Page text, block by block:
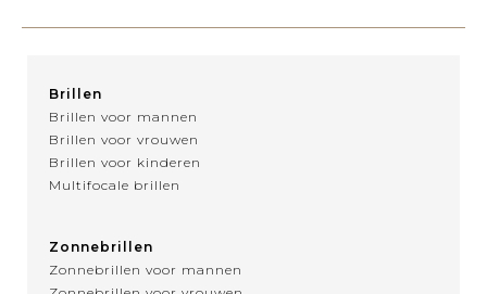
Brillen
Brillen voor mannen
Brillen voor vrouwen
Brillen voor kinderen
Multifocale brillen
Zonnebrillen
Zonnebrillen voor mannen